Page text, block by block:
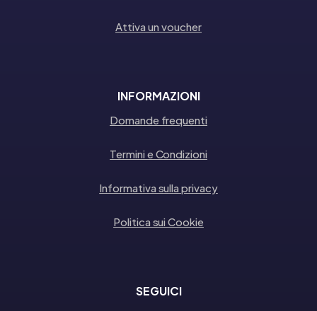
Attiva un voucher
INFORMAZIONI
Domande frequenti
Termini e Condizioni
Informativa sulla privacy
Politica sui Cookie
SEGUICI